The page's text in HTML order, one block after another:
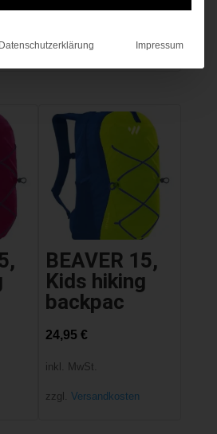
BEAVER 15,
Kids hiking
backpac
24,95 €
inkl. MwSt.
zzgl. Versandkosten
Datenschutzerklärung Impressum